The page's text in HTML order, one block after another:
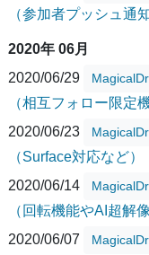
（参加者プッシュ通
2020年 06月
2020/06/29
（相互フォロー限定
2020/06/23
（Surface対応など）
2020/06/14
（回転機能やAI超解
2020/06/07